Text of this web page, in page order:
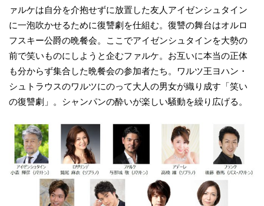
ァルケは自分を介抱せずに放置した友人アイゼンシュタイン
に一泡吹かせるために復讐劇を仕組む。復讐の舞台はオルロ
フスキー公爵の晩餐会。ここでアイゼンシュタインを大勢の
前で笑いものにしようと企むファルケ。お互いに本当の正体
も分からず集合した晩餐会の参加者たち。ワルツ王ヨハン・
シュトラウスのワルツにのって大人の男女が織り成す「笑い
の復讐劇」。シャンパンの酔いが楽しい騒動を繰り広げる。